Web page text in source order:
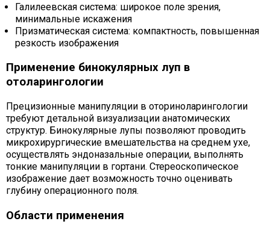
Галилеевская система: широкое поле зрения,
минимальные искажения
Призматическая система: компактность, повышенная
резкость изображения
Применение бинокулярных луп в
отоларингологии
Прецизионные манипуляции в оториноларингологии
требуют детальной визуализации анатомических
структур. Бинокулярные лупы позволяют проводить
микрохирургические вмешательства на среднем ухе,
осуществлять эндоназальные операции, выполнять
тонкие манипуляции в гортани. Стереоскопическое
изображение дает возможность точно оценивать
глубину операционного поля.
Области применения